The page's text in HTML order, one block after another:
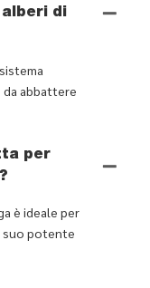
di
abbattere
per
è ideale per
suo potente